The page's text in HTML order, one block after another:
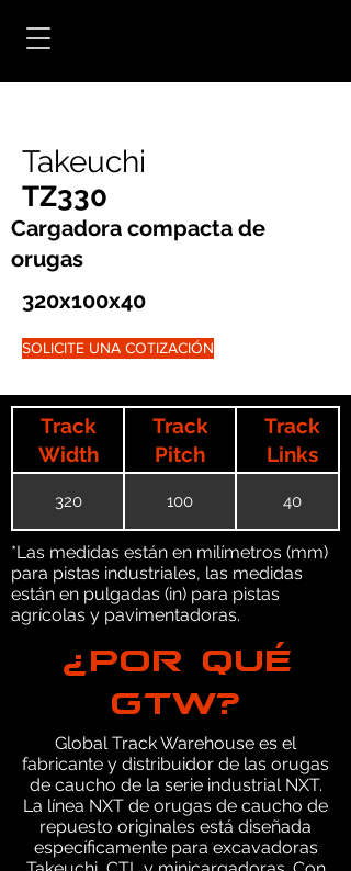
Takeuchi
TZ330
Cargadora compacta de
orugas
320x100x40
SOLICITE UNA COTIZACIÓN
Track
Width
Track
Pitch
Track
Links
320 100 40
*Las medidas están en milímetros (mm)
para pistas industriales, las medidas
están en pulgadas (in) para pistas
agrícolas y pavimentadoras.
¿POR QUÉ
GTW?
Global Track Warehouse es el
fabricante y distribuidor de las orugas
de caucho de la serie industrial NXT.
La línea NXT de orugas de caucho de
repuesto originales está diseñada
específicamente para excavadoras